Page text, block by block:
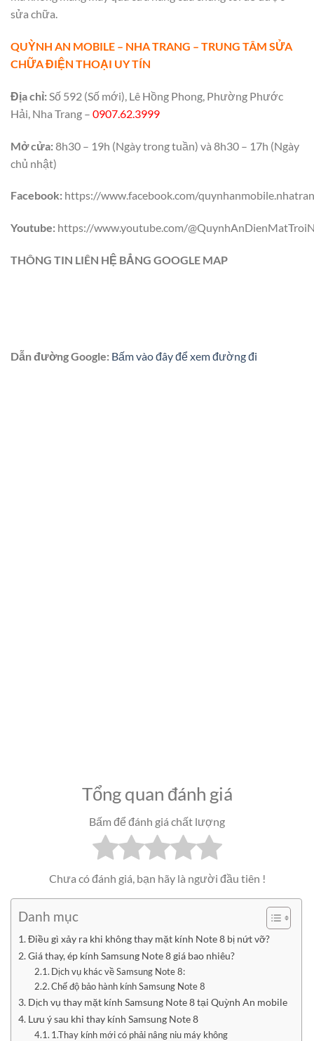
sửa chữa.
QUỲNH AN MOBILE – NHA TRANG – TRUNG TÂM SỬA
CHỮA ĐIỆN THOẠI UY TÍN
Địa chỉ: Số 592 (Số mới), Lê Hồng Phong, Phường Phước
Hải, Nha Trang – 0907.62.3999
Mở cửa:8h30 – 19h (Ngày trong tuần) và 8h30 – 17h (Ngày
chủ nhật)
Facebook: https://www.facebook.com/
Youtube: https://www.youtube.com/
THÔNG TIN LIÊN HỆ BẲNG GOOGLE MAP
Dẫn đường Google: Bấm vào đây để xem đường đi
Tổng quan đánh giá
Bấm để đánh giá chất lượng
Chưa có đánh giá, bạn hãy là người đầu tiên !
Danh mục
Điều gì xảy ra khi không thay mặt kính Note 8 bị nứt vỡ?
Giá thay, ép kính Samsung Note 8 giá bao nhiêu?
Dịch vụ khác về Samsung Note 8:
Chế độ bảo hành kính Samsung Note 8
Dịch vụ thay mặt kính Samsung Note 8 tại Quỳnh An mobile
Lưu ý sau khi thay kính Samsung Note 8
1.Thay kính mới có phải nâng niu máy không